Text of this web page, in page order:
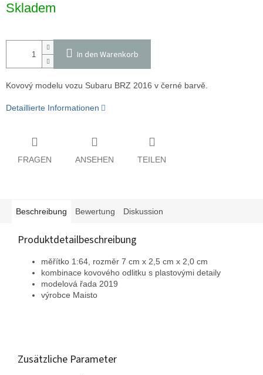
Skladem
In den Warenkorb
Kovový modelu vozu Subaru BRZ 2016 v černé barvě.
Detaillierte Informationen
FRAGEN ANSEHEN TEILEN
Beschreibung Bewertung Diskussion
Produktdetailbeschreibung
měřítko 1:64, rozměr 7 cm x 2,5 cm x 2,0 cm
kombinace kovového odlitku s plastovými detaily
modelová řada 2019
výrobce Maisto
Zusätzliche Parameter